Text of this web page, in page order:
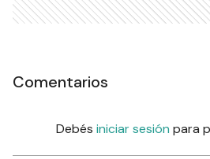
Comentarios
Debés iniciar sesión para